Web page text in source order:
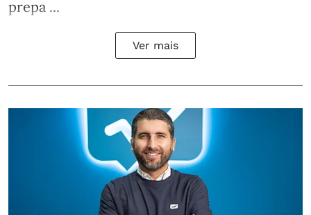
prepa ...
Ver mais